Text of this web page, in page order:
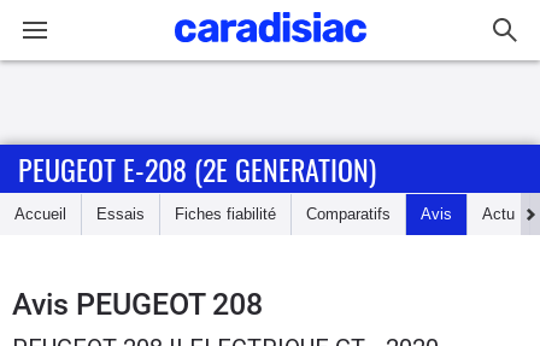
Accueil
Essais
PEUGEOT E-208 (2E GENERATION)
Accueil Essais Fiches fiabilité Comparatifs Avis Actu
Avis PEUGEOT 208